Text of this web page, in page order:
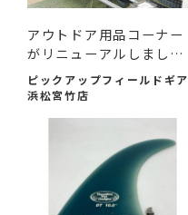
アウトドア用品コーナー
がリニューアルしまし
た！
ピックアップフィールドギア
浜松宮竹店